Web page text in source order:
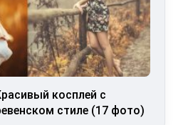
косплей с
стиле (17 фото)